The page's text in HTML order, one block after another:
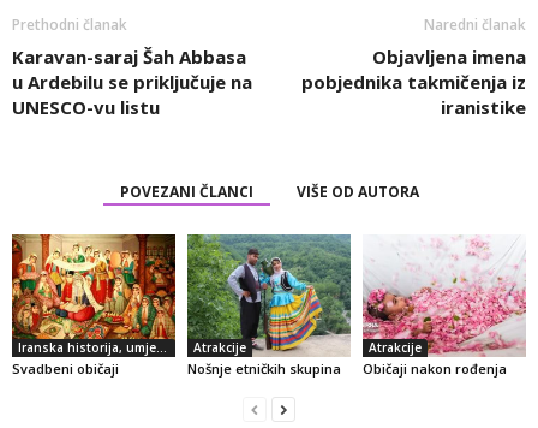
Prethodni članak
Karavan-saraj Šah Abbasa
u Ardebilu se priključuje na
UNESCO-vu listu
Naredni članak
Objavljena imena
pobjednika takmičenja iz
iranistike
POVEZANI ČLANCI VIŠE OD AUTORA
Iranska historija, umjetnost i kultura
Svadbeni običaji
Atrakcije
Nošnje etničkih skupina
Atrakcije
Običaji nakon rođenja